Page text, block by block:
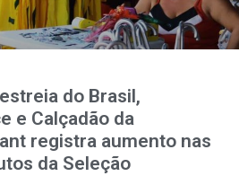
do Brasil,
e Calçadão da
registra aumento nas
da Seleção